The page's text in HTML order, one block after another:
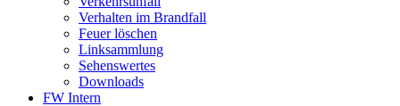
Verhalten im Brandfall
Feuer löschen
Linksammlung
Sehenswertes
Downloads
FW Intern